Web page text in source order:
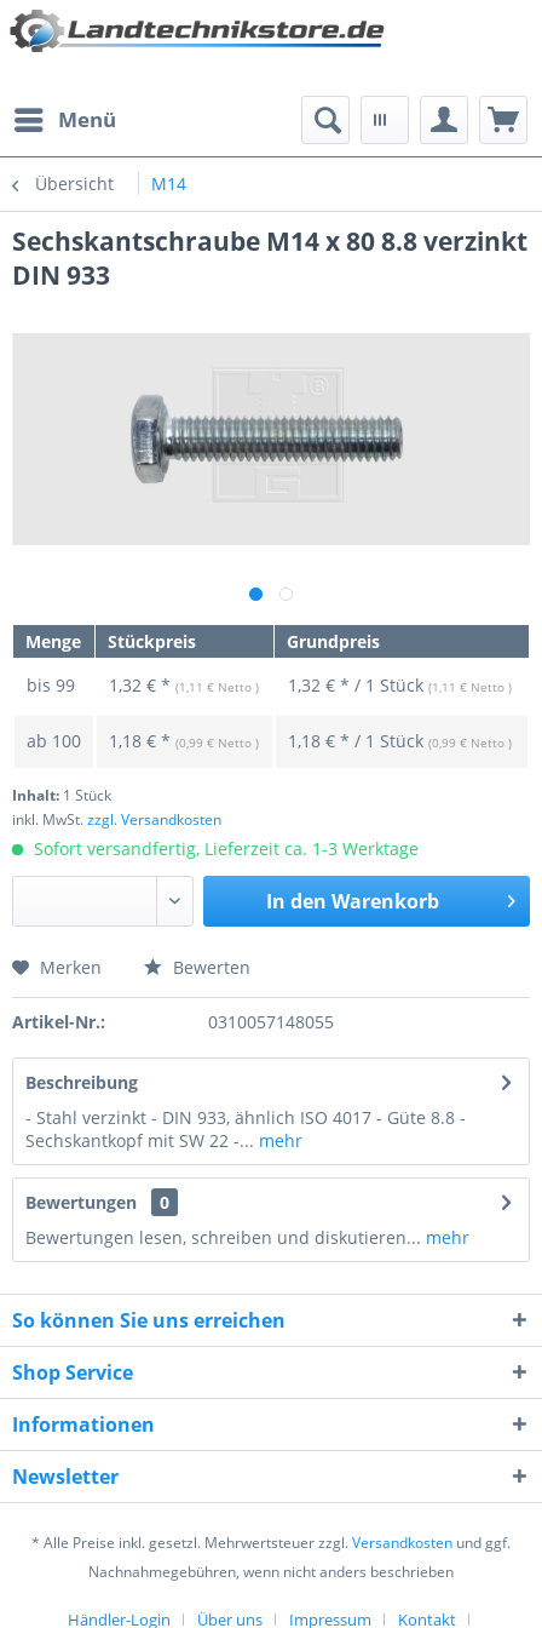
Menü
Übersicht M14
Sechskantschraube M14 x 80 8.8 verzinkt
DIN 933
Menge Stückpreis
Grundpreis
bis 99 1,32 € * (1,11 € Netto ) 1,32 € * / 1 Stück (1,11 € Netto )
ab 100 1,18 € * (0,99 € Netto ) 1,18 € * / 1 Stück (0,99 € Netto )
Inhalt: 1 Stück
inkl. MwSt.zzgl. Versandkosten
Sofort versandfertig, Lieferzeit ca. 1-3 Werktage
In den Warenkorb
Preis anfragen
10 - 9 = ?
Ich habe dieDatenschutzerklärunggelesen,
Merken Bewerten
Artikel-Nr.: 0310057148055
Beschreibung
- Stahl verzinkt - DIN 933, ähnlich ISO 4017 - Güte 8.8 -
Sechskantkopf mit SW 22 -... mehr
Bewertungen
0
Bewertungen lesen, schreiben und diskutieren... mehr
So können Sie uns erreichen
Shop Service
Informationen
Newsletter
* Alle Preise inkl. gesetzl. Mehrwertsteuer zzgl.Versandkosten und ggf.
Nachnahmegebühren, wenn nicht anders beschrieben
Händler-Login Über uns Impressum Kontakt